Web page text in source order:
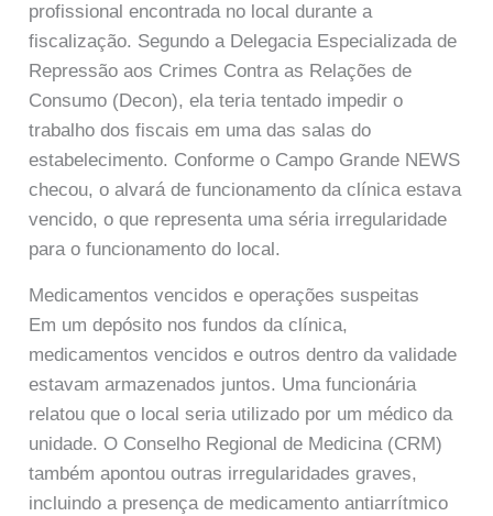
profissional encontrada no local durante a
fiscalização. Segundo a Delegacia Especializada de
Repressão aos Crimes Contra as Relações de
Consumo (Decon), ela teria tentado impedir o
trabalho dos fiscais em uma das salas do
estabelecimento. Conforme o Campo Grande NEWS
checou, o alvará de funcionamento da clínica estava
vencido, o que representa uma séria irregularidade
para o funcionamento do local.
Medicamentos vencidos e operações suspeitas
Em um depósito nos fundos da clínica,
medicamentos vencidos e outros dentro da validade
estavam armazenados juntos. Uma funcionária
relatou que o local seria utilizado por um médico da
unidade. O Conselho Regional de Medicina (CRM)
também apontou outras irregularidades graves,
incluindo a presença de medicamento antiarrítmico